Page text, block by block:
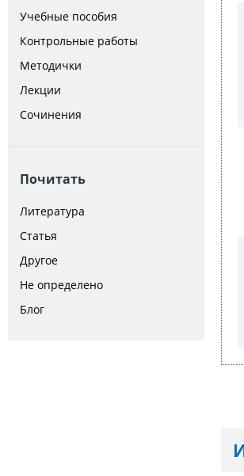
Учебные пособия
Контрольные работы
Методички
Лекции
Сочинения
Почитать
Литература
Статья
Другое
Не определено
Блог